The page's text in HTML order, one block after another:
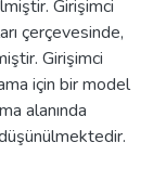
Girişimci
çerçevesinde,
Girişimci
için bir model
alanında